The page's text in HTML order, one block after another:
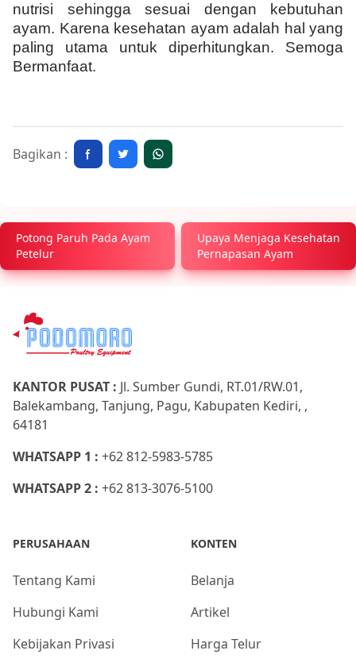
nutrisi sehingga sesuai dengan kebutuhan
ayam. Karena kesehatan ayam adalah hal yang
paling utama untuk diperhitungkan. Semoga
Bermanfaat.
Bagikan :
Potong Paruh Pada Ayam
Petelur
Upaya Menjaga Kesehatan
Pernapasan Ayam
KANTOR PUSAT : Jl. Sumber Gundi, RT.01/RW.01,
Balekambang, Tanjung, Pagu, Kabupaten Kediri, ,
64181
WHATSAPP 1 : +62 812-5983-5785
WHATSAPP 2 : +62 813-3076-5100
PERUSAHAAN
Tentang Kami
Hubungi Kami
Kebijakan Privasi
KONTEN
Belanja
Artikel
Harga Telur